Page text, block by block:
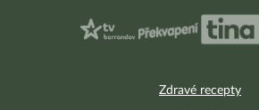
Zdravé recepty